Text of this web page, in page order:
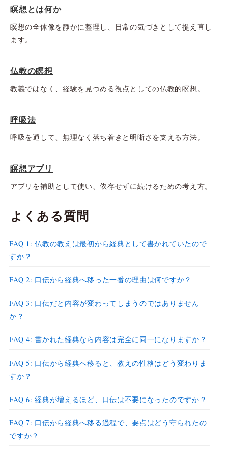
瞑想とは何か
瞑想の全体像を静かに整理し、日常の気づきとして捉え直し
ます。
仏教の瞑想
教義ではなく、経験を見つめる視点としての仏教的瞑想。
呼吸法
呼吸を通して、無理なく落ち着きと明晰さを支える方法。
瞑想アプリ
アプリを補助として使い、依存せずに続けるための考え方。
よくある質問
FAQ 1: 仏教の教えは最初から経典として書かれていたので
すか？
FAQ 2: 口伝から経典へ移った一番の理由は何ですか？
FAQ 3: 口伝だと内容が変わってしまうのではありません
か？
FAQ 4: 書かれた経典なら内容は完全に同一になりますか？
FAQ 5: 口伝から経典へ移ると、教えの性格はどう変わりま
すか？
FAQ 6: 経典が増えるほど、口伝は不要になったのですか？
FAQ 7: 口伝から経典へ移る過程で、要点はどう守られたの
ですか？